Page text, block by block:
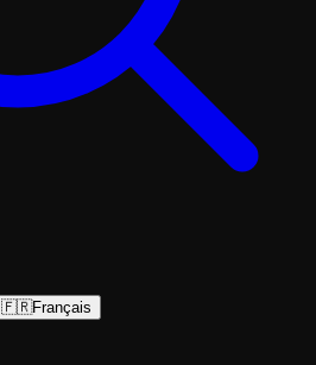
🇫🇷Français